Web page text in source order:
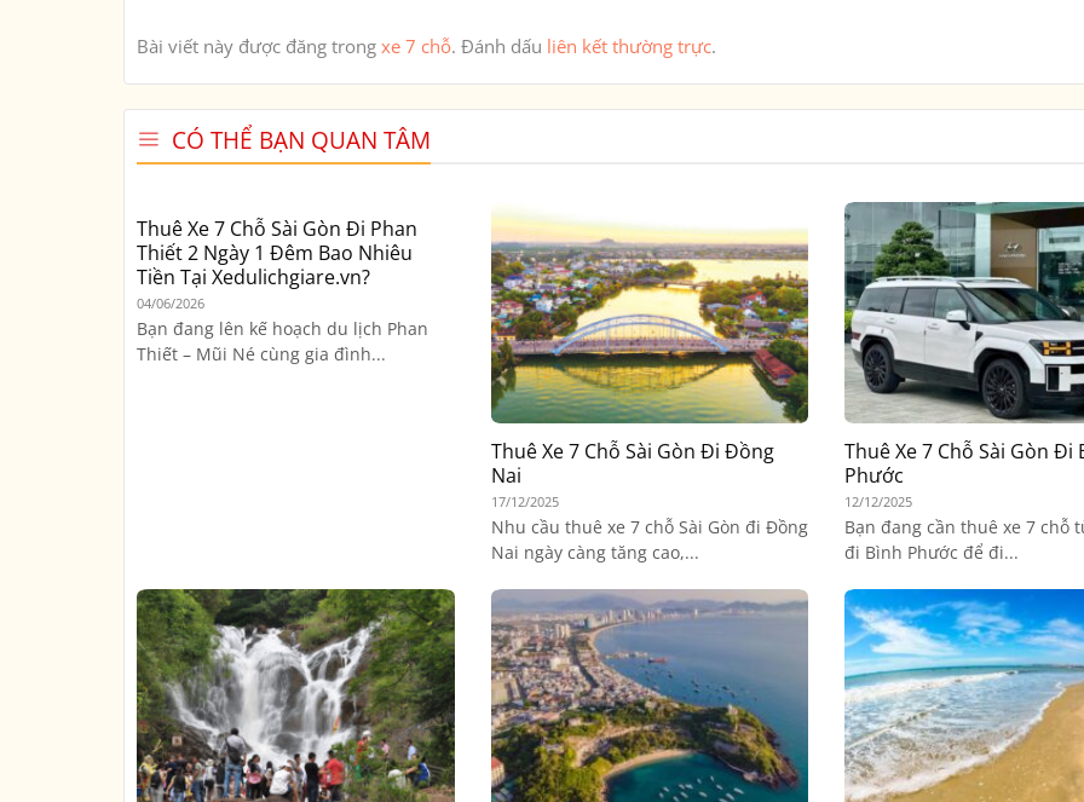
Bài viết này được đăng trong xe 7 chỗ. Đánh dấu liên kết thường trực.
CÓ THỂ BẠN QUAN TÂM
Thuê Xe 7 Chỗ Sài Gòn Đi Phan
Thiết 2 Ngày 1 Đêm Bao Nhiêu
Tiền Tại Xedulichgiare.vn?
04/06/2026
Bạn đang lên kế hoạch du lịch Phan
Thiết – Mũi Né cùng gia đình...
Thuê Xe 7 Chỗ Sài Gòn Đi Đồng
Nai
17/12/2025
Nhu cầu thuê xe 7 chỗ Sài Gòn đi Đồng
Nai ngày càng tăng cao,...
Thuê Xe 7 Chỗ Sài Gòn Đi
Phước
12/12/2025
Bạn đang cần thuê xe 7 chỗ
đi Bình Phước để đi...